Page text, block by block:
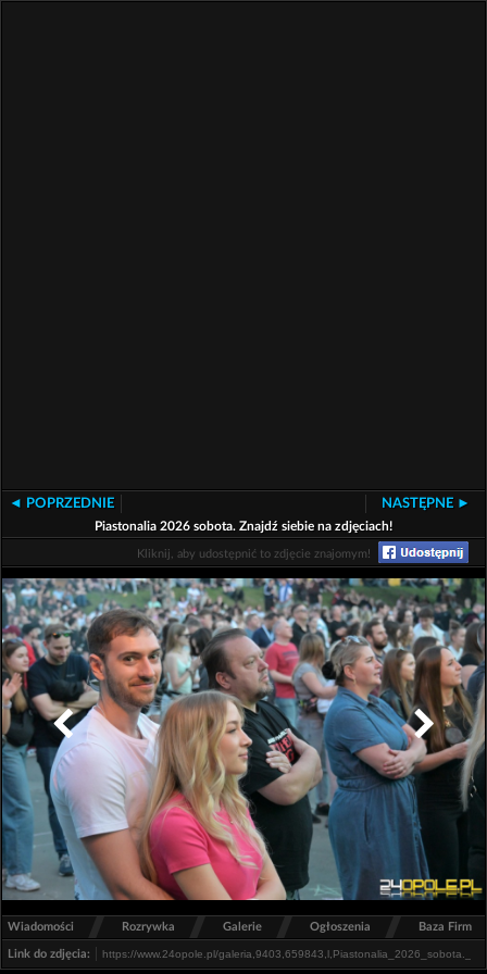
◄ POPRZEDNIE NASTĘPNE ►
Piastonalia 2026 sobota. Znajdź siebie na zdjęciach!
Kliknij, aby udostępnić to zdjęcie znajomym!
Wiadomości / Rozrywka / Galerie / Ogłoszenia / Baza Firm
Link do zdjęcia: